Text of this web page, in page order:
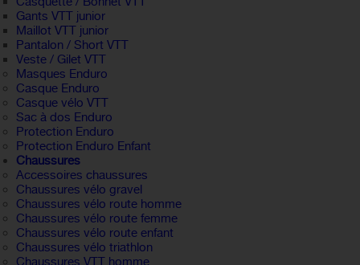
Gants VTT junior
Maillot VTT junior
Pantalon / Short VTT
Veste / Gilet VTT
Masques Enduro
Casque Enduro
Casque vélo VTT
Sac à dos Enduro
Protection Enduro
Protection Enduro Enfant
Chaussures
Accessoires chaussures
Chaussures vélo gravel
Chaussures vélo route homme
Chaussures vélo route femme
Chaussures vélo route enfant
Chaussures vélo triathlon
Chaussures VTT homme